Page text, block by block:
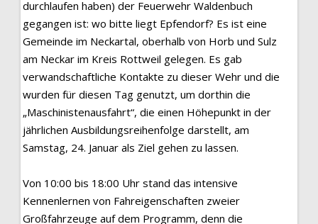
durchlaufen haben) der Feuerwehr Waldenbuch
gegangen ist: wo bitte liegt Epfendorf? Es ist eine
Gemeinde im Neckartal, oberhalb von Horb und Sulz
am Neckar im Kreis Rottweil gelegen. Es gab
verwandschaftliche Kontakte zu dieser Wehr und die
wurden für diesen Tag genutzt, um dorthin die
„Maschinistenausfahrt“, die einen Höhepunkt in der
jährlichen Ausbildungsreihenfolge darstellt, am
Samstag, 24. Januar als Ziel gehen zu lassen.
Von 10:00 bis 18:00 Uhr stand das intensive
Kennenlernen von Fahreigenschaften zweier
Großfahrzeuge auf dem Programm, denn die